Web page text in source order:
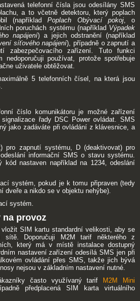
telefonní čísla jsou odesílány SMS
a to včetně detektoru, který poplach
(napříkladPoplach Obývací pokoj, o
poruchách systému (například Výpadek
napájení) a jejich odstranění (například
síťového napájení), případně o zapnutí a
zabezpečovacího zařízení. Tuto funkci
nedoporučuji používat, protože spotřebuje
uživatele obtěžovat.
5 telefonních čísel, na která jsou
číslo komunikátoru je možné zařízení
řady DSC Power ovládat. SMS
jako zadáváte při ovládání z klávesnice, a
pro zapnutí systému, D (deaktivovat) pro
informační SMS o stavu systému.
kód nastaven například na 1234, odeslání
systém, pokud je k tomu připraven (tedy
dveře a nikdo se v objektu nehýbe).
systém.
na provoz
vložit SIM kartu standardní velikosti, aby se
sítě. Doporučuji M2M tarif některého z
který má v místě instalace dostupný
nastavení zařízení odesílá SMS jen při
ovládání přes SMS, takže jich bývá
nejsou v základním nastavení nutné.
často využívaný tarif M2M Mini
předplacená SIM karta virtuálního